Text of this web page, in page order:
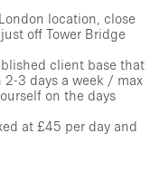
location, close
off Tower Bridge
client base that
3 days a week / max
on the days
at £45 per day and